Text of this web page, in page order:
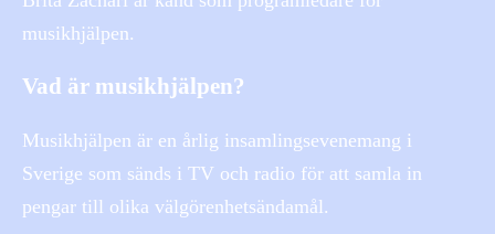
musikhjälpen.
Vad är musikhjälpen?
Musikhjälpen är en årlig insamlingsevenemang i
Sverige som sänds i TV och radio för att samla in
pengar till olika välgörenhetsändamål.